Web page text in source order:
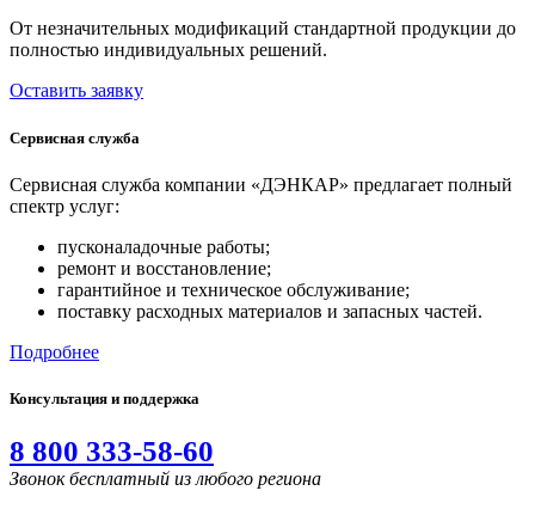
От незначительных модификаций стандартной продукции до
полностью индивидуальных решений.
Оставить заявку
Сервисная служба
Сервисная служба компании «ДЭНКАР» предлагает полный
спектр услуг:
пусконаладочные работы;
ремонт и восстановление;
гарантийное и техническое обслуживание;
поставку расходных материалов и запасных частей.
Подробнее
Консультация и поддержка
8 800 333-58-60
Звонок бесплатный из любого региона